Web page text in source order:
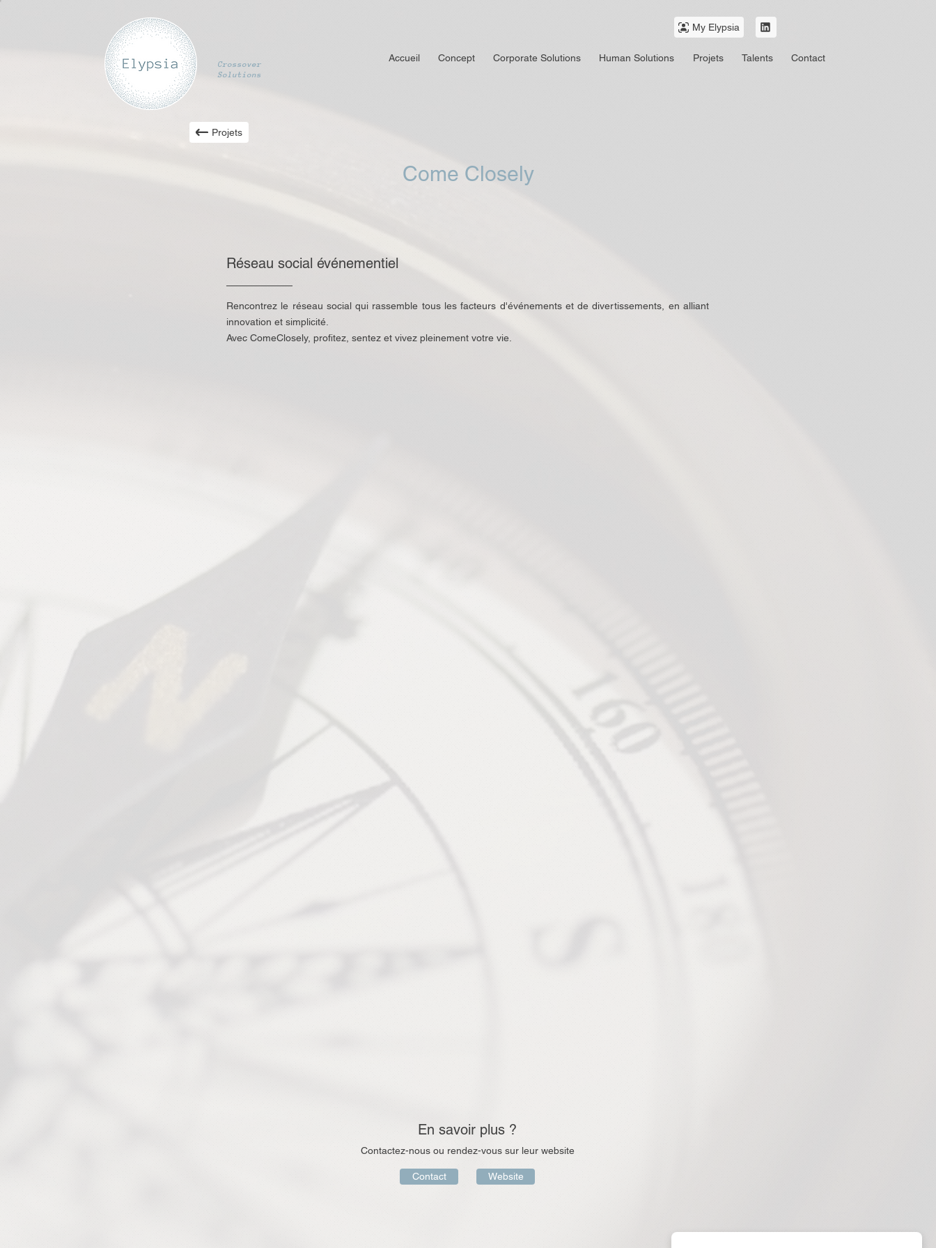
Crossover
Solutions
My Elypsia
Accueil Concept Corporate Solutions Human Solutions Projets Talents Contact
Projets
Come Closely
Réseau social événementiel
Rencontrez le réseau social qui rassemble tous les facteurs d'événements et de divertissements, en alliant
innovation et simplicité.​
Avec ComeClosely, profitez, sentez et vivez pleinement votre vie.
En savoir plus ?
Contactez-nous ou rendez-vous sur leur website
Contact Website